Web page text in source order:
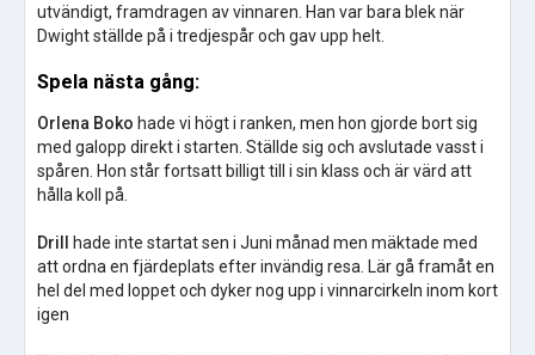
utvändigt, framdragen av vinnaren. Han var bara blek när
Dwight ställde på i tredjespår och gav upp helt.
Spela nästa gång:
Orlena Boko hade vi högt i ranken, men hon gjorde bort sig
med galopp direkt i starten. Ställde sig och avslutade vasst i
spåren. Hon står fortsatt billigt till i sin klass och är värd att
hålla koll på.
Drill
hade inte startat sen i Juni månad men mäktade med
att ordna en fjärdeplats efter invändig resa. Lär gå framåt en
hel del med loppet och dyker nog upp i vinnarcirkeln inom kort
igen